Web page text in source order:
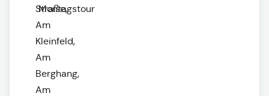
Montagstour
Straße,
Am
Kleinfeld,
Am
Berghang,
Am